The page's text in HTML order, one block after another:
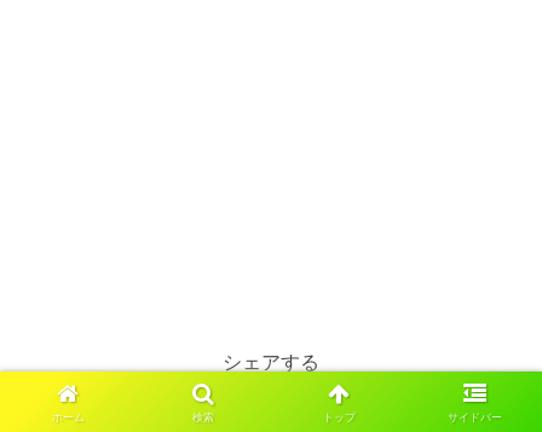
シェアする
はてブ
ホーム 検索 トップ サイドバー